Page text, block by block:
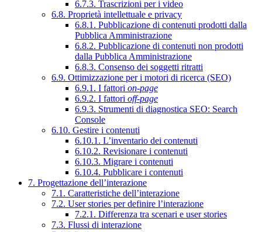
6.7.3. Trascrizioni per i video
6.8. Proprietà intellettuale e privacy
6.8.1. Pubblicazione di contenuti prodotti dalla
Pubblica Amministrazione
6.8.2. Pubblicazione di contenuti non prodotti
dalla Pubblica Amministrazione
6.8.3. Consenso dei soggetti ritratti
6.9. Ottimizzazione per i motori di ricerca (SEO)
6.9.1. I fattori on-page
6.9.2. I fattori off-page
6.9.3. Strumenti di diagnostica SEO: Search
Console
6.10. Gestire i contenuti
6.10.1. L’inventario dei contenuti
6.10.2. Revisionare i contenuti
6.10.3. Migrare i contenuti
6.10.4. Pubblicare i contenuti
7. Progettazione dell’interazione
7.1. Caratteristiche dell’interazione
7.2. User stories per definire l’interazione
7.2.1. Differenza tra scenari e user stories
7.3. Flussi di interazione